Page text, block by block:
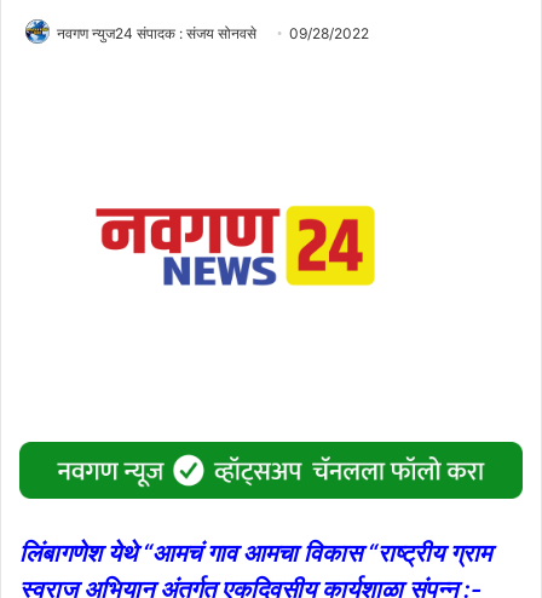
नवगण न्युज24 संपादक : संजय सोनवसे 09/28/2022
लिंबागणेश येथे “आमचं गाव आमचा विकास “राष्ट्रीय ग्राम
स्वराज अभियान अंतर्गत एकदिवसीय कार्यशाळा संपन्न :-